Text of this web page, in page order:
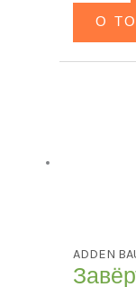
О
ADDEN